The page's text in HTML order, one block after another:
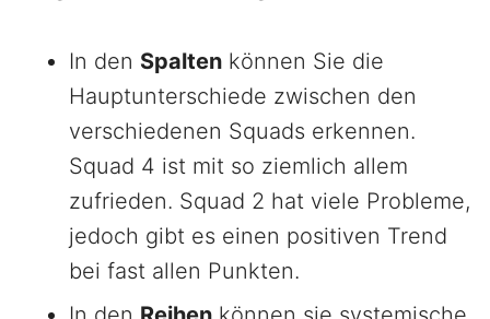
In den Spalten können Sie die
Hauptunterschiede zwischen den
verschiedenen Squads erkennen.
Squad 4 ist mit so ziemlich allem
zufrieden. Squad 2 hat viele Probleme,
jedoch gibt es einen positiven Trend
bei fast allen Punkten.